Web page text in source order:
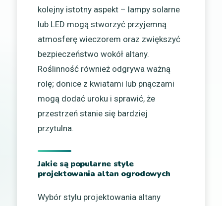
kolejny istotny aspekt – lampy solarne
lub LED mogą stworzyć przyjemną
atmosferę wieczorem oraz zwiększyć
bezpieczeństwo wokół altany.
Roślinność również odgrywa ważną
rolę; donice z kwiatami lub pnączami
mogą dodać uroku i sprawić, że
przestrzeń stanie się bardziej
przytulna.
Jakie są popularne style
projektowania altan ogrodowych
Wybór stylu projektowania altany